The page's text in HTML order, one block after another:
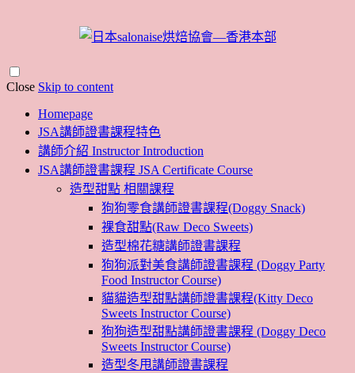
Close Skip to content
Homepage
JSA講師證書課程特色
講師介紹 Instructor Introduction
JSA講師證書課程 JSA Certificate Course
造型甜點 相關課程
狗狗零食講師證書課程(Doggy Snack)
裸食甜點(Raw Deco Sweets)
造型棉花糖講師證書課程
狗狗派對美食講師證書課程 (Doggy Party
Food Instructor Course)
貓貓造型甜點講師證書課程(Kitty Deco
Sweets Instructor Course)
狗狗造型甜點講師證書課程 (Doggy Deco
Sweets Instructor Course)
造型冬甩講師證書課程